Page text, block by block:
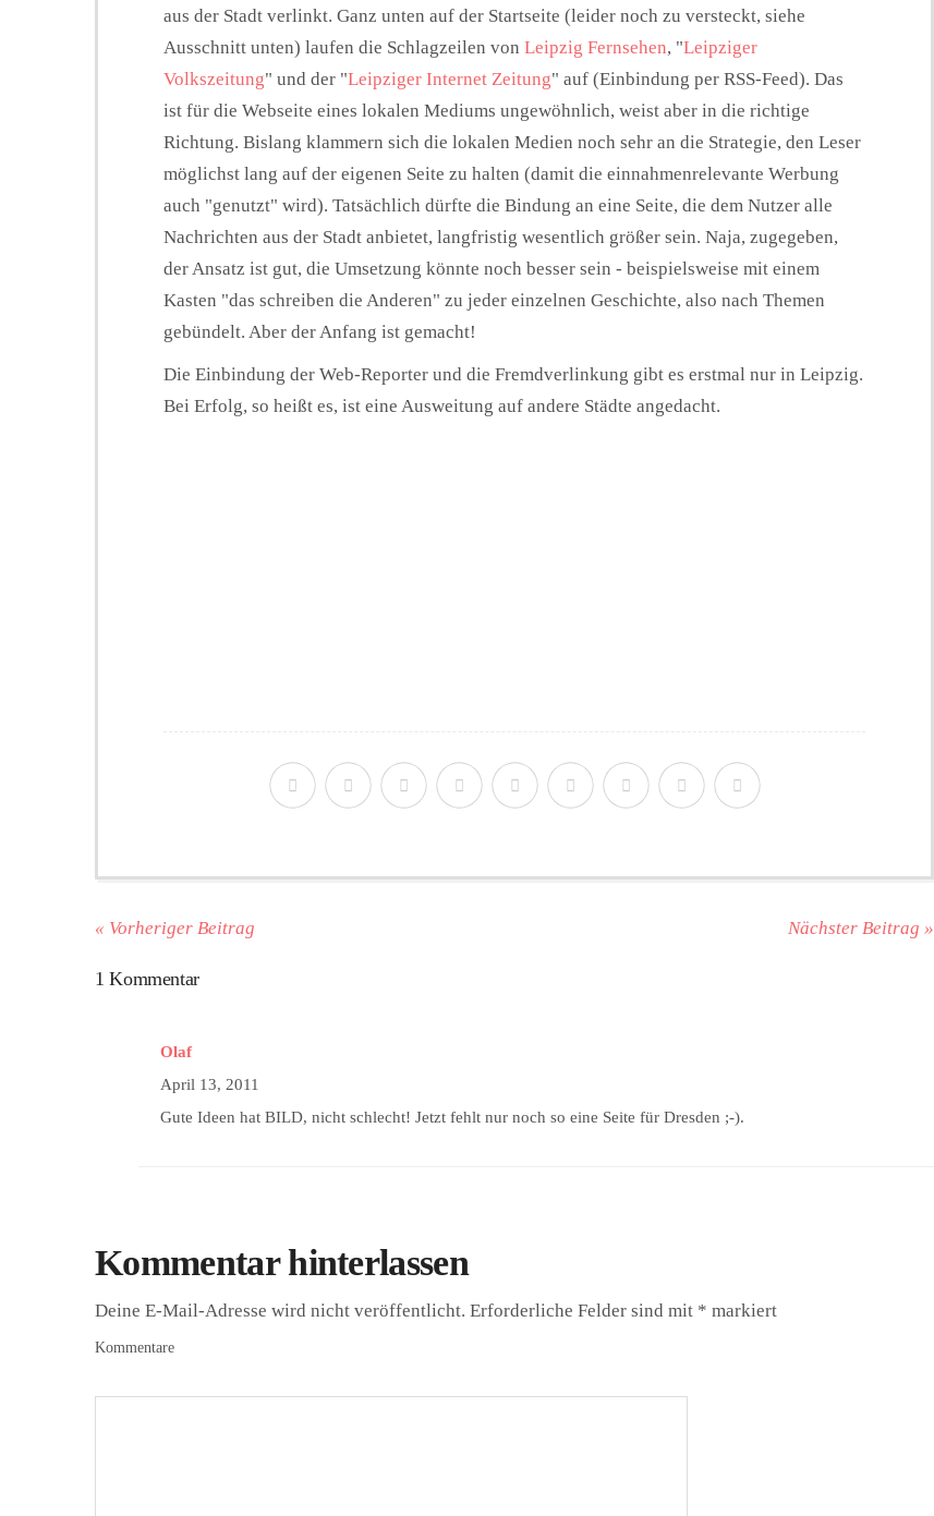
aus der Stadt verlinkt. Ganz unten auf der Startseite (leider noch zu versteckt, siehe
Ausschnitt unten) laufen die Schlagzeilen von Leipzig Fernsehen, "Leipziger
Volkszeitung" und der "Leipziger Internet Zeitung" auf (Einbindung per RSS-Feed). Das
ist für die Webseite eines lokalen Mediums ungewöhnlich, weist aber in die richtige
Richtung. Bislang klammern sich die lokalen Medien noch sehr an die Strategie, den Leser
möglichst lang auf der eigenen Seite zu halten (damit die einnahmenrelevante Werbung
auch "genutzt" wird). Tatsächlich dürfte die Bindung an eine Seite, die dem Nutzer alle
Nachrichten aus der Stadt anbietet, langfristig wesentlich größer sein. Naja, zugegeben,
der Ansatz ist gut, die Umsetzung könnte noch besser sein - beispielsweise mit einem
Kasten "das schreiben die Anderen" zu jeder einzelnen Geschichte, also nach Themen
gebündelt. Aber der Anfang ist gemacht!
Die Einbindung der Web-Reporter und die Fremdverlinkung gibt es erstmal nur in Leipzig.
Bei Erfolg, so heißt es, ist eine Ausweitung auf andere Städte angedacht.
« Vorheriger Beitrag Nächster Beitrag »
1 Kommentar
Olaf
April 13, 2011
Gute Ideen hat BILD, nicht schlecht! Jetzt fehlt nur noch so eine Seite für Dresden ;-).
Kommentar hinterlassen
Deine E-Mail-Adresse wird nicht veröffentlicht. Erforderliche Felder sind mit * markiert
Kommentare